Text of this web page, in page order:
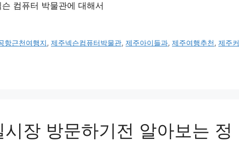
컴퓨터 박물관에 대해서
항근천여행지,제주넥슨컴퓨터박물관,제주아이들과,제주여행추천,제주커
장 방문하기전 알아보는 정